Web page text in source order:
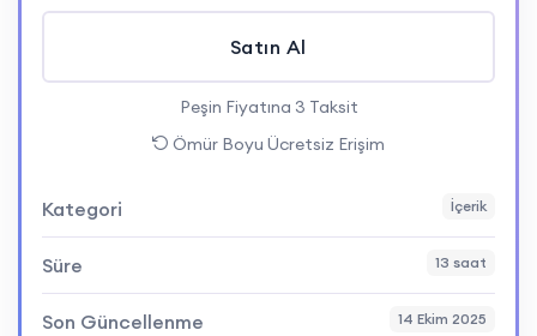
Satın Al
Peşin Fiyatına 3 Taksit
Ömür Boyu Ücretsiz Erişim
Kategori İçerik
Süre 13 saat
Son Güncellenme 14 Ekim 2025